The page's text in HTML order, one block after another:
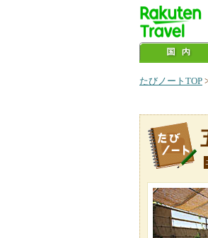
たびノートTOP